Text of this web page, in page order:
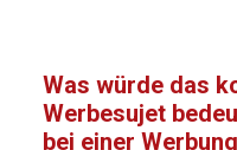
Was würde das
Werbesujet
bei einer